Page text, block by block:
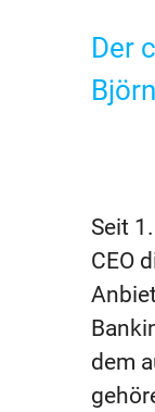
Der
Seit
CEO
dem